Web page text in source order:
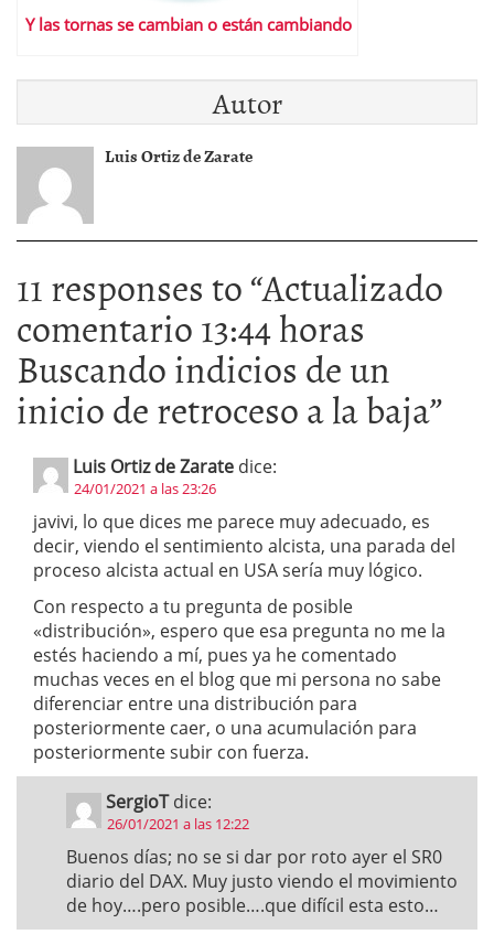
Y las tornas se cambian o están cambiando
Autor
Luis Ortiz de Zarate
11 responses to “Actualizado
comentario 13:44 horas
Buscando indicios de un
inicio de retroceso a la baja”
Luis Ortiz de Zarate dice:
24/01/2021 a las 23:26
javivi, lo que dices me parece muy adecuado, es
decir, viendo el sentimiento alcista, una parada del
proceso alcista actual en USA sería muy lógico.
Con respecto a tu pregunta de posible
«distribución», espero que esa pregunta no me la
estés haciendo a mí, pues ya he comentado
muchas veces en el blog que mi persona no sabe
diferenciar entre una distribución para
posteriormente caer, o una acumulación para
posteriormente subir con fuerza.
SergioT dice:
26/01/2021 a las 12:22
Buenos días; no se si dar por roto ayer el SR0
diario del DAX. Muy justo viendo el movimiento
de hoy….pero posible….que difícil esta esto…